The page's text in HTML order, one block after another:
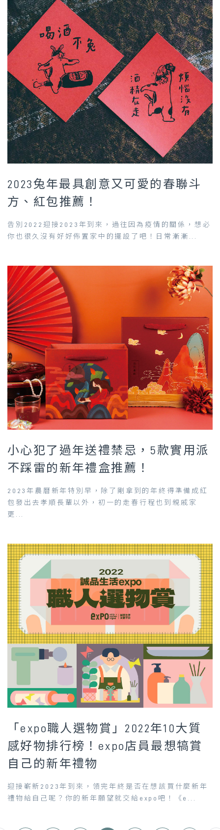
2023兔年最具創意又可愛的春聯斗
方、紅包推薦！
告別2022迎接2023年到來，過往因為疫情的關係，想必
你也很久沒有好好佈置家中的擺設了吧！日常漸漸...
小心犯了過年送禮禁忌，5款實用派
不踩雷的新年禮盒推薦！
2023年農曆新年特別早，除了剛拿到的年終得準備成紅
包發出去孝順長輩以外，初一的走春行程也到親戚家
更...
「expo職人選物賞」2022年10大質
感好物排行榜！expo店員最想犒賞
自己的新年禮物
迎接嶄新2023年到來，領完年終是否在想該買什麼新年
禮物給自己呢？你的新年願望就交給expo吧！《e...